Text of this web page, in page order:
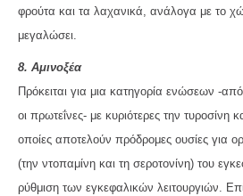
φρούτα και τα λαχανικά, ανάλογα με το
μεγαλώσει.
8. Αμινοξέα
Πρόκειται για μια κατηγορία ενώσεων -
οι πρωτεΐνες- με κυριότερες την τυροσίνη
οποίες αποτελούν πρόδρομες ουσίες για
(την ντοπαμίνη και τη σεροτονίνη) του
ρύθμιση των εγκεφαλικών λειτουργιών.